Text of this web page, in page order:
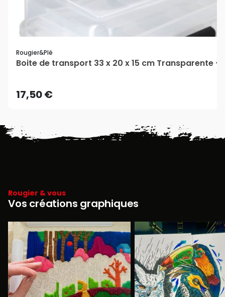
Rougier&plé
Boite de transport 33 x 20 x 15 cm Transparente -
17,50 €
Rougier & vous
Vos créations graphiques